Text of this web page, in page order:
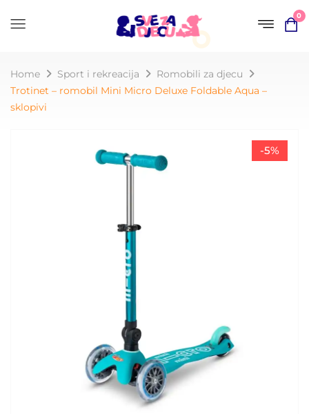
0
Home Sport i rekreacija
Romobili za djecu
Trotinet – romobil Mini Micro Deluxe Foldable Aqua –
sklopivi
-5%